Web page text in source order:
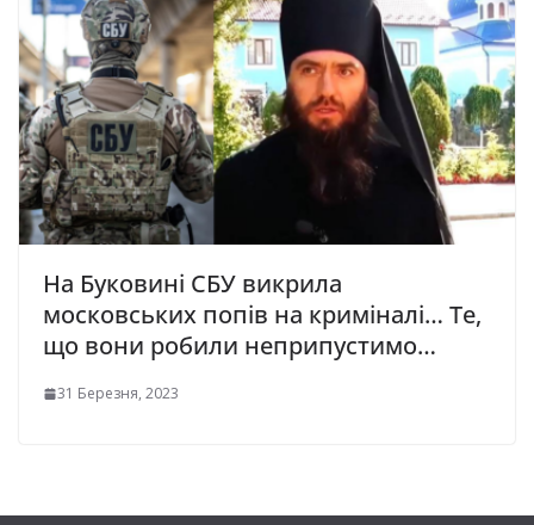
На Буковині СБУ викрила
московських попів на криміналі… Те,
що вони робили неприпустимо…
31 Березня, 2023